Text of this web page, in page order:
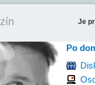
Je
Po